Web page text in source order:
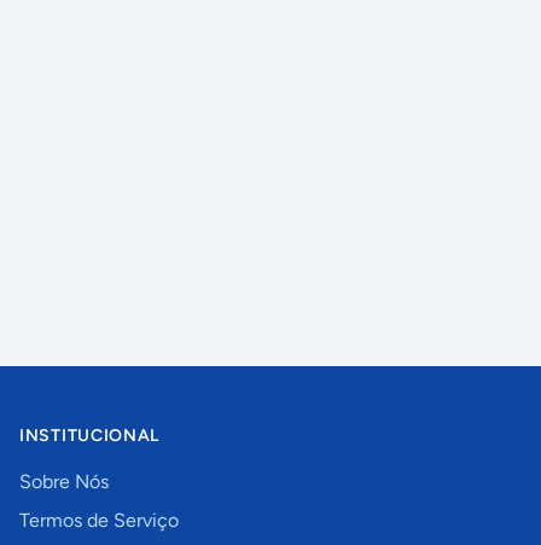
INSTITUCIONAL
Sobre Nós
Termos de Serviço